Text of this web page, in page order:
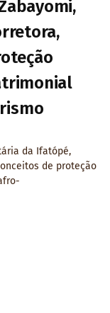
da Ifatópé,
de proteção